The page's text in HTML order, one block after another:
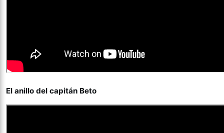
El anillo del capitán Beto